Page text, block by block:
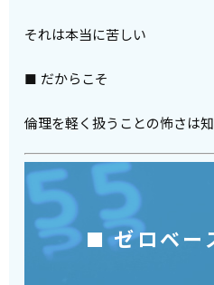
それは本当に苦しい
■ だからこそ
倫理を軽く扱うことの怖さは
■ ゼロベー